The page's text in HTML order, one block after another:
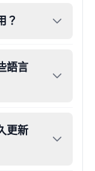
？
語言
更新